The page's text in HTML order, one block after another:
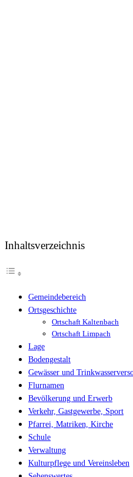
Inhaltsverzeichnis
Gemeindebereich
Ortsgeschichte
Ortschaft Kaltenbach
Ortschaft Limpach
Lage
Bodengestalt
Gewässer und
Flurnamen
Bevölkerung und Erwerb
Verkehr, Gastgewerbe, Sport
Pfarrei, Matriken, Kirche
Schule
Verwaltung
Kulturpflege und Vereinsleben